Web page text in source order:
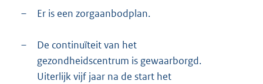
– Er is een zorgaanbodplan.
–
De continuïteit van het
gezondheidscentrum is gewaarborgd.
Uiterlijk vijf jaar na de start het